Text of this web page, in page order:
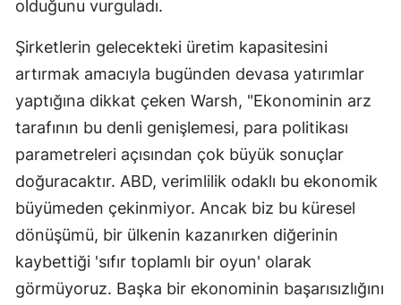
olduğunu vurguladı.
Şirketlerin gelecekteki üretim kapasitesini
artırmak amacıyla bugünden devasa yatırımlar
yaptığına dikkat çeken Warsh, "Ekonominin arz
tarafının bu denli genişlemesi, para politikası
parametreleri açısından çok büyük sonuçlar
doğuracaktır. ABD, verimlilik odaklı bu ekonomik
büyümeden çekinmiyor. Ancak biz bu küresel
dönüşümü, bir ülkenin kazanırken diğerinin
kaybettiği 'sıfır toplamlı bir oyun' olarak
görmüyoruz. Başka bir ekonominin başarısızlığını